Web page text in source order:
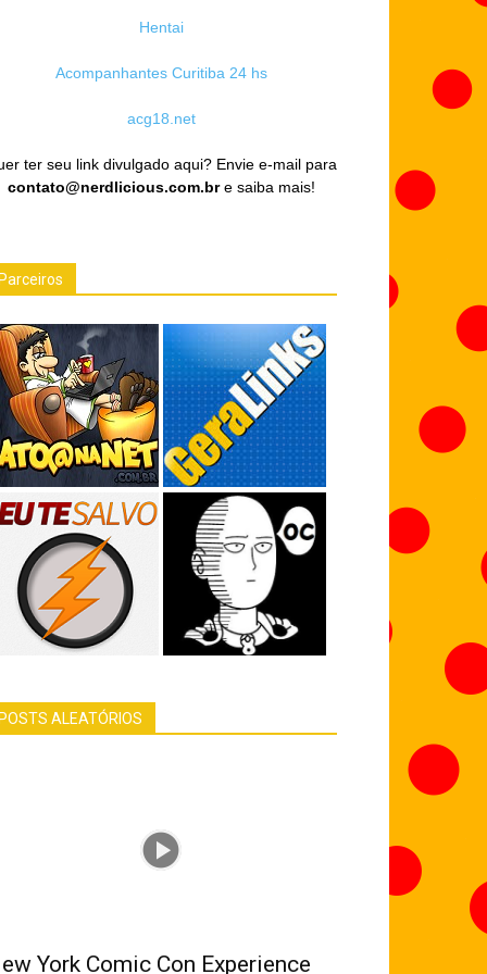
Hentai
Acompanhantes Curitiba 24 hs
acg18.net
ter seu link divulgado aqui? Envie e-mail para
contato@nerdlicious.com.bre saiba mais!
ALEATÓRIOS
York Comic Con Experience